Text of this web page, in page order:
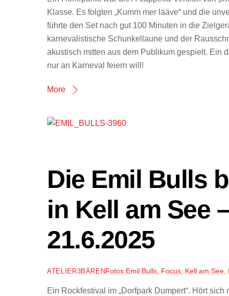
Klasse. Es folgten „Kumm mer lääve“ und die
führte den Set nach gut 100 Minuten in die
karnevalistische Schunkellaune und der
akustisch mitten aus dem Publikum gespielt. Ein
nur an Karneval feiern will!
More
Die Emil Bulls
in Kell am See
21.6.2025
ATELIER3BÄRENFotos Emil Bulls Focus Kell am See
Ein Rockfestival im „Dorfpark Dumpert“. Hört